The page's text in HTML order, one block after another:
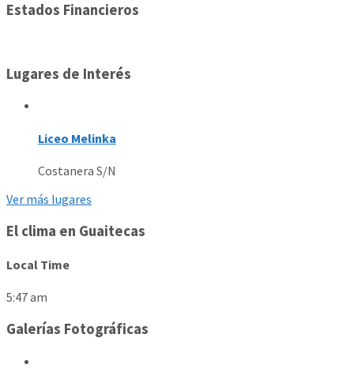
Estados Financieros
Lugares de Interés
Liceo Melinka
Costanera S/N
Ver más lugares
El clima en Guaitecas
Local Time
5:47 am
Galerías Fotográficas